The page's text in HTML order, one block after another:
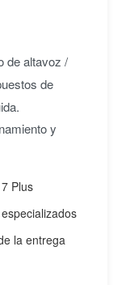
de altavoz /
de
y
Plus
la entrega